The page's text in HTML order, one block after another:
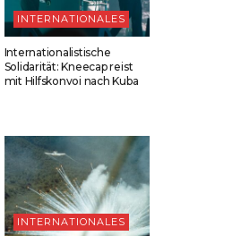
INTERNATIONALES
Internationalistische
Solidarität: Kneecap reist
mit Hilfskonvoi nach Kuba
INTERNATIONALES